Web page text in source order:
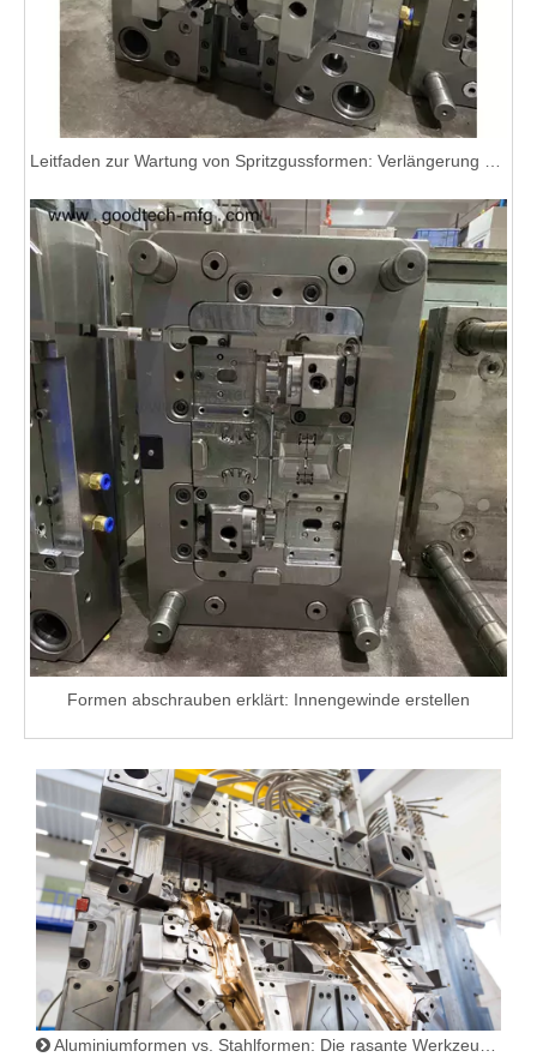
Formen abschrauben erklärt: Innengewinde erstellen
Aluminiumformen vs. Stahlformen: Die rasante Werkzeugdebatte